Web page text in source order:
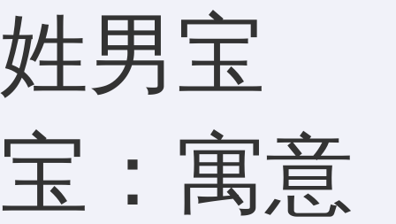
姓男宝
宝：寓意